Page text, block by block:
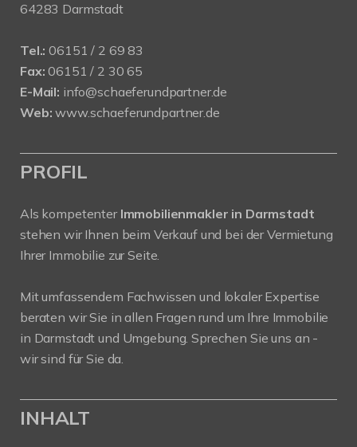
64283 Darmstadt
Tel.: 06151 / 2 69 83
Fax: 06151 / 2 30 65
E-Mail: info@schaeferundpartner.de
Web: www.schaeferundpartner.de
PROFIL
Als kompetenter Immobilienmakler in Darmstadt
stehen wir Ihnen beim Verkauf und bei der Vermietung
Ihrer Immobilie zur Seite.
Mit umfassendem Fachwissen und lokaler Expertise
beraten wir Sie in allen Fragen rund um Ihre Immobilie
in Darmstadt und Umgebung. Sprechen Sie uns an -
wir sind für Sie da.
INHALT